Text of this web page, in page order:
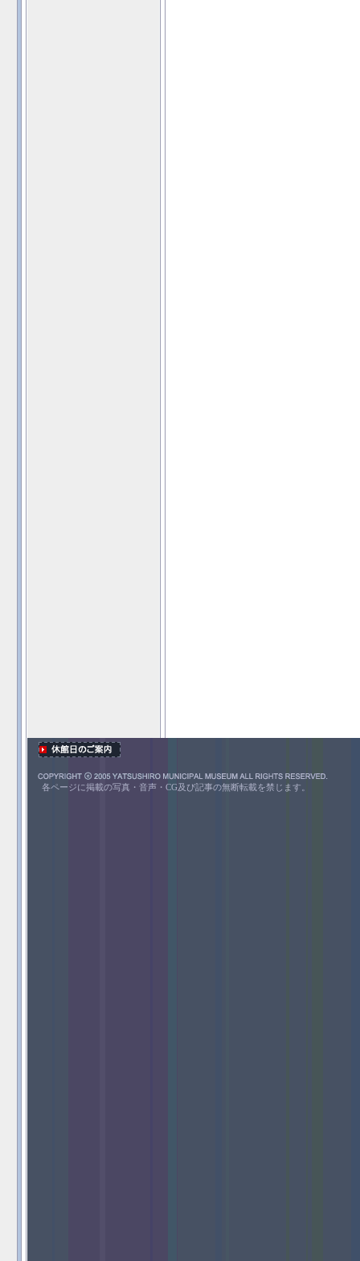
各ページに掲載の写真・音声・CG及び記事の無断転載を禁じます。